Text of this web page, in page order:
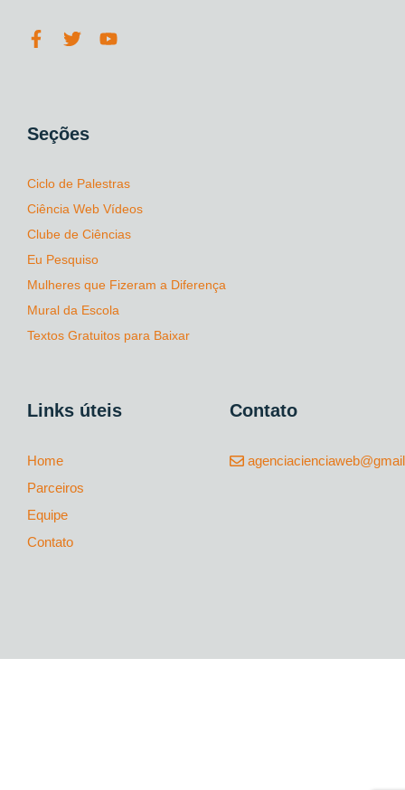
Seções
Ciclo de Palestras
Ciência Web Vídeos
Clube de Ciências
Eu Pesquiso
Mulheres que Fizeram a Diferença
Mural da Escola
Textos Gratuitos para Baixar
Links úteis
Home
Parceiros
Equipe
Contato
Contato